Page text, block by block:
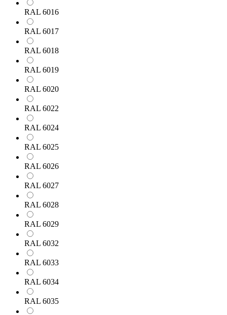
RAL 6016
RAL 6017
RAL 6018
RAL 6019
RAL 6020
RAL 6022
RAL 6024
RAL 6025
RAL 6026
RAL 6027
RAL 6028
RAL 6029
RAL 6032
RAL 6033
RAL 6034
RAL 6035